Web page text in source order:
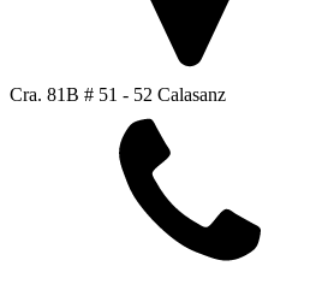
Cra. 81B # 51 - 52 Calasanz